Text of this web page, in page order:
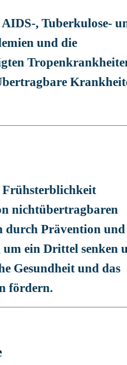
AIDS-, Tuberkulose-
und die
Frühsterblichkeit
nichtübertragbaren
durch Prävention und
ein Drittel senken
Gesundheit und das
fördern.